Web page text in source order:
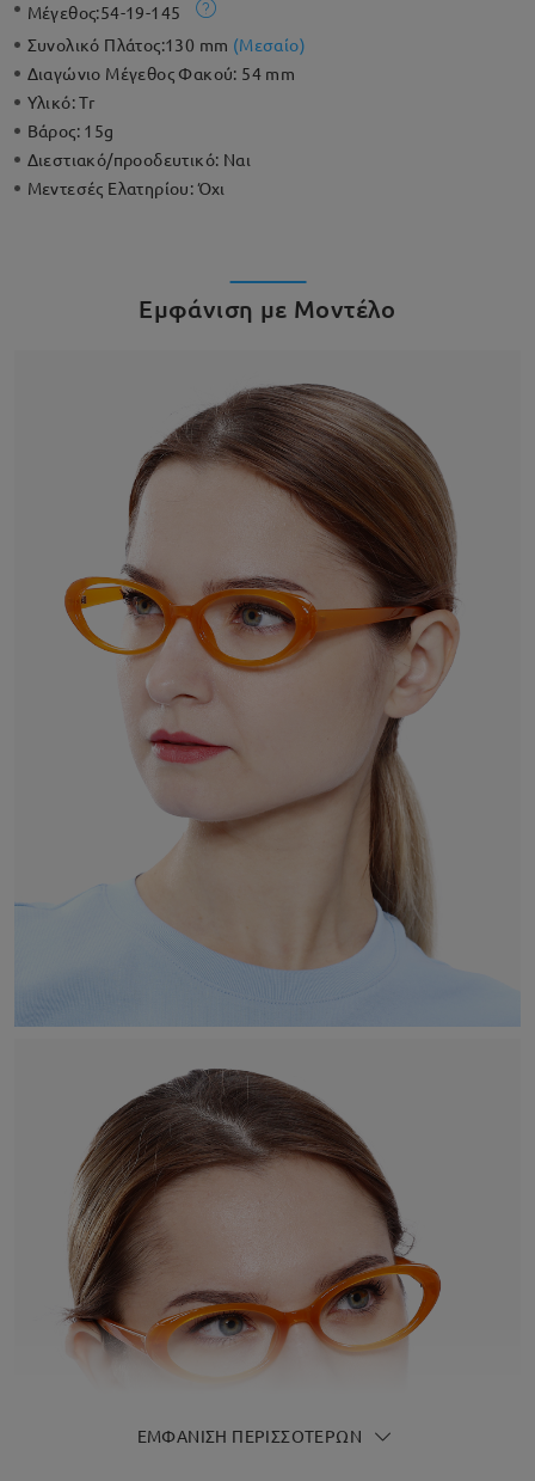
Μέγεθος:54-19-145
Συνολικό Πλάτος:130 mm (Μεσαίο)
Διαγώνιο Μέγεθος Φακού: 54 mm
Υλικό:Tr
Βάρος: 15g
Διεστιακό/προοδευτικό: Ναι
Μεντεσές Ελατηρίου:Όχι
Εμφάνιση με Μοντέλο
ΕΜΦΆΝΙΣΗ ΠΕΡΙΣΣΌΤΕΡΩΝ